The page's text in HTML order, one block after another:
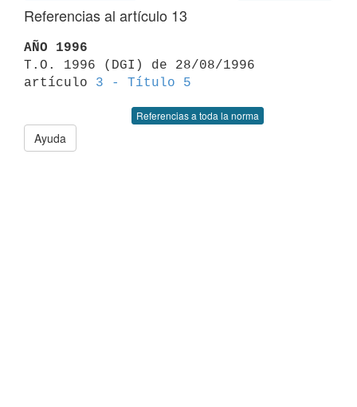
Referencias al artículo 13
AÑO 1996
T.O. 1996 (DGI) de 28/08/1996
artículo 3 - Título 5
Referencias a toda la norma
Ayuda